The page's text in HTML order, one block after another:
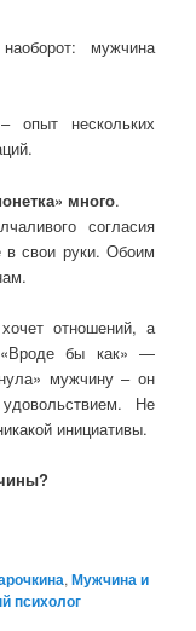
мужчина
нескольких
много.
согласия
в свои руки. Обоим
отношений, а
«Вроде бы как» —
мужчину – он
Не
инициативы.
,Мужчина и
психолог